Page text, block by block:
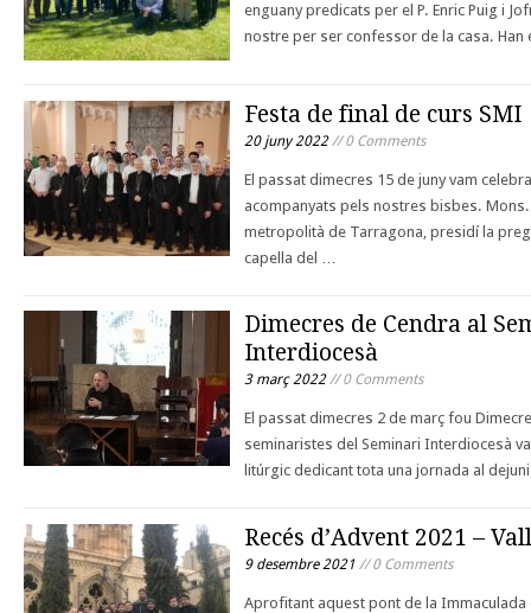
enguany predicats per el P. Enric Puig i
nostre per ser confessor de la casa.
Festa de final de curs SMI
20 juny 2022// 0 Comments
El passat dimecres 15 de juny vam
acompanyats pels nostres bisbes.
metropolità de Tarragona, presidí la
capella del …
Dimecres de Cendra al
Interdiocesà
3 març 2022// 0 Comments
El passat dimecres 2 de març fou
seminaristes del Seminari Interdiocesà
litúrgic dedicant tota una jornada al
Recés d’Advent 2021 –
9 desembre 2021 // 0 Comments
Aprofitant aquest pont de la